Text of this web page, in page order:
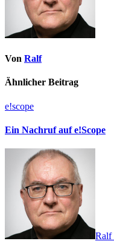
Von Ralf
Ähnlicher Beitrag
e!scope
Ein Nachruf auf e!Scope
Ralf